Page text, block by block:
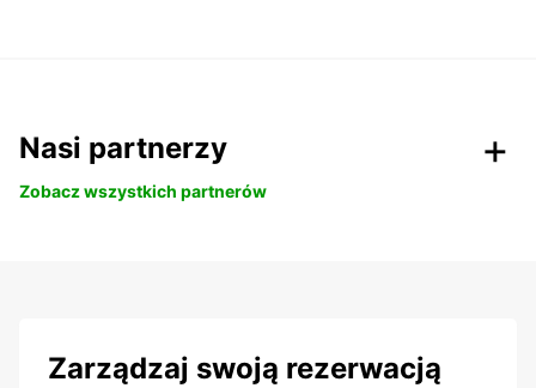
Nasi partnerzy
Zobacz wszystkich partnerów
Zarządzaj swoją rezerwacją